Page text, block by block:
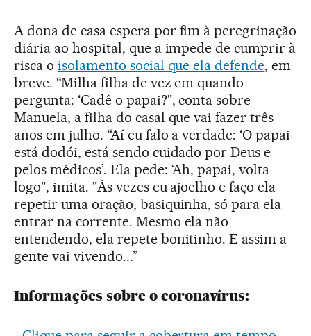
A dona de casa espera por fim à peregrinação
diária ao hospital, que a impede de cumprir à
risca o isolamento social que ela defende, em
breve. “Milha filha de vez em quando
pergunta: ‘Cadê o papai?", conta sobre
Manuela, a filha do casal que vai fazer três
anos em julho. “Aí eu falo a verdade: ‘O papai
está dodói, está sendo cuidado por Deus e
pelos médicos’. Ela pede: ‘Ah, papai, volta
logo", imita. "Às vezes eu ajoelho e faço ela
repetir uma oração, basiquinha, só para ela
entrar na corrente. Mesmo ela não
entendendo, ela repete bonitinho. E assim a
gente vai vivendo...”
Informações sobre o coronavírus: